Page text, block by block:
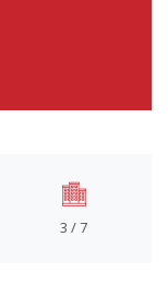
3 / 7